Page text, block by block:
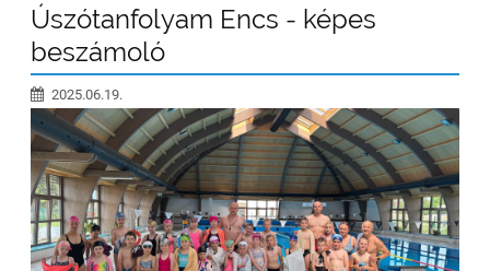
Úszótanfolyam Encs - képes
beszámoló
2025.06.19.